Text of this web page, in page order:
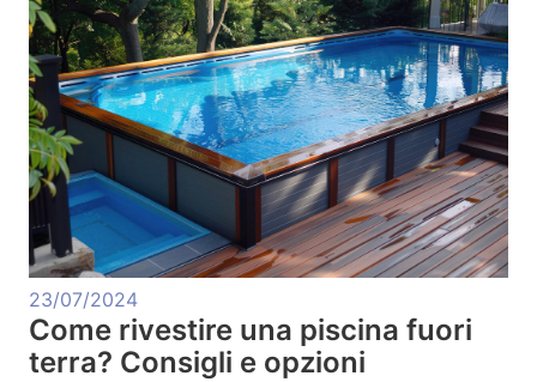
23/07/2024
Come rivestire una piscina fuori
terra? Consigli e opzioni